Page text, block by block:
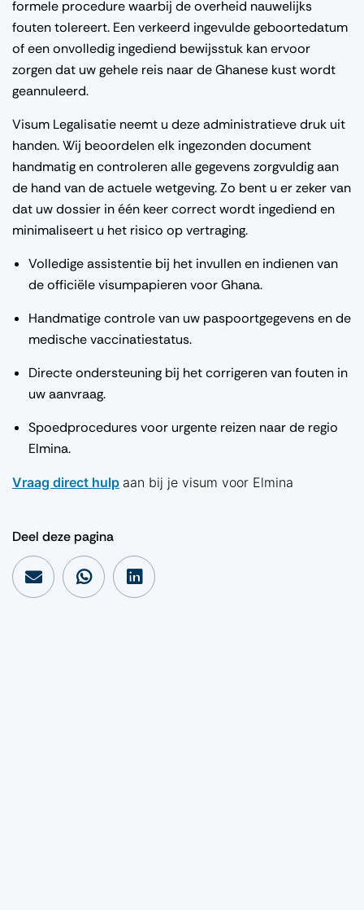
formele procedure waarbij de overheid nauwelijks
fouten tolereert. Een verkeerd ingevulde geboortedatum
of een onvolledig ingediend bewijsstuk kan ervoor
zorgen dat uw gehele reis naar de Ghanese kust wordt
geannuleerd.
Visum Legalisatie neemt u deze administratieve druk uit
handen. Wij beoordelen elk ingezonden document
handmatig en controleren alle gegevens zorgvuldig aan
de hand van de actuele wetgeving. Zo bent u er zeker van
dat uw dossier in één keer correct wordt ingediend en
minimaliseert u het risico op vertraging.
Volledige assistentie bij het invullen en indienen van
de officiële visumpapieren voor Ghana.
Handmatige controle van uw paspoortgegevens en de
medische vaccinatiestatus.
Directe ondersteuning bij het corrigeren van fouten in
uw aanvraag.
Spoedprocedures voor urgente reizen naar de regio
Elmina.
Vraag direct hulp aan bij je visum voor Elmina
Deel deze pagina